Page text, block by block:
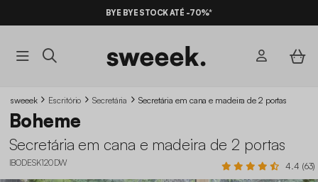
BYE BYE STOCK ATÉ -70%*
sweeek Escritório Secretária Secretária em cana e madeira de 2 portas
Boheme
Secretária em cana e madeira de 2 portas
IBODESK120DW 4.4 (63)